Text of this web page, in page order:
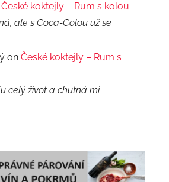
České koktejly – Rum s kolou
ale s Coca-Colou už se
on České koktejly – Rum s
celý život a chutná mi